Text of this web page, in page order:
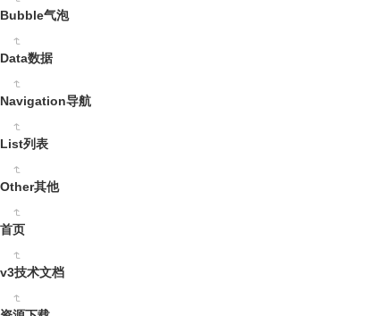
Bubble气泡
Data数据
Navigation导航
List列表
Other其他
首页
v3技术文档